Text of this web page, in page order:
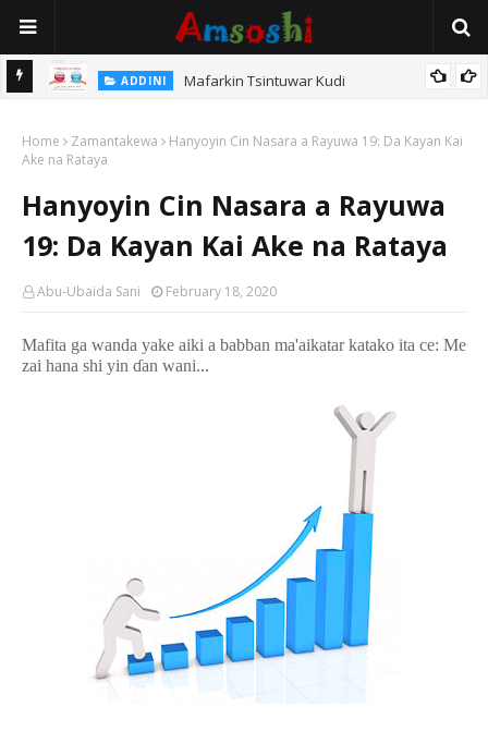
ADDINI Mafarkin Tsintuwar Kudi
Home Zamantakewa
Hanyoyin Cin Nasara a Rayuwa 19: Da Kayan Kai
Ake na Rataya
Hanyoyin Cin Nasara a Rayuwa
19: Da Kayan Kai Ake na Rataya
Abu-Ubaida Sani February 18, 2020
Mafita ga wanda yake aiki a babban ma'aikatar katako ita ce: Me
zai hana shi yin ɗan wani...